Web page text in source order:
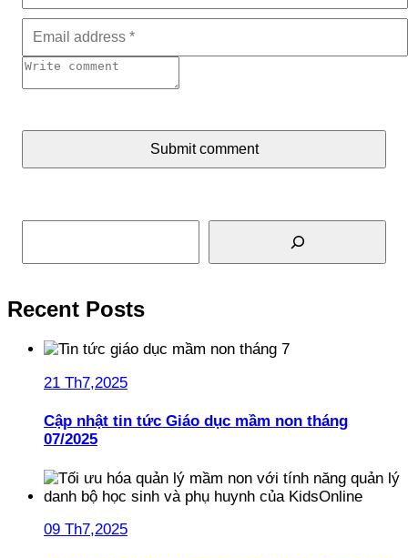
Submit comment
Tìm kiếm
Recent Posts
21 Th7,2025
Cập nhật tin tức Giáo dục mầm non tháng
07/2025
09 Th7,2025